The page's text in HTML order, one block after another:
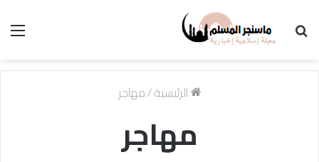
الرئيسية/مهاجر
مهاجر